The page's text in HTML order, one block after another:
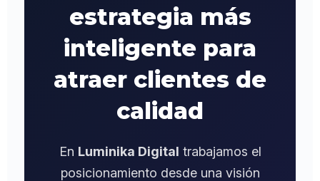
estrategia más
inteligente para
atraer clientes de
calidad
En Luminika Digital trabajamos el
posicionamiento desde una visión